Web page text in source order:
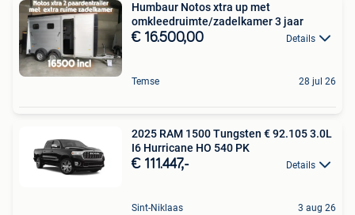
Humbaur Notos xtra up met
omkleedruimte/zadelkamer 3 jaar
€ 16.500,00 Details
Temse 28 jul 26
2025 RAM 1500 Tungsten € 92.105 3.0L
I6 Hurricane HO 540 PK
€ 111.447,- Details
Sint-Niklaas 3 aug 26